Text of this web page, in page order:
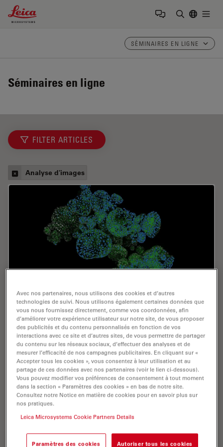
Leica Microsystems Logo
SÉMINAIRES EN LIGNE
Séminaires en ligne
FILTER ARTICLES
Analyse d'images
How Efficient is your 3D Organoid Imaging and
Analysis Workflow?
Organoid models have transformed life science
research but optimizing image analysis protocols
remains a key challenge. This webinar explores a
streamlined workflow for organoid research, starting…
Aug 06, 2024
Avec nos partenaires, nous utilisons des cookies et d’autres
technologies de suivi. Nous utilisons également certaines données que
vous nous fournissez directement, comme vos coordonnées, afin
d’améliorer votre expérience utilisateur sur notre site, de vous proposer
des publicités et du contenu personnalisés en fonction de vos
interactions avec ce site et d’autres sites, de vous permettre de partager
du contenu sur les réseaux sociaux, d’effectuer des analyses et de
mesurer l’efficacité de nos campagnes publicitaires. En cliquant sur «
Accepter tous les cookies », vous consentez à leur utilisation et au
partage de ces données avec nos partenaires (voir le lien ci-dessous).
Vous pouvez modifier vos préférences de consentement à tout moment
dans la section « Paramètres des cookies » en bas de notre site.
Consultez notre Notice en matière de cookies pour en savoir plus sur
nos pratiques.
Leica Microsystems Cookie Partners Details
Paramètres des cookies Autoriser tous les cookies